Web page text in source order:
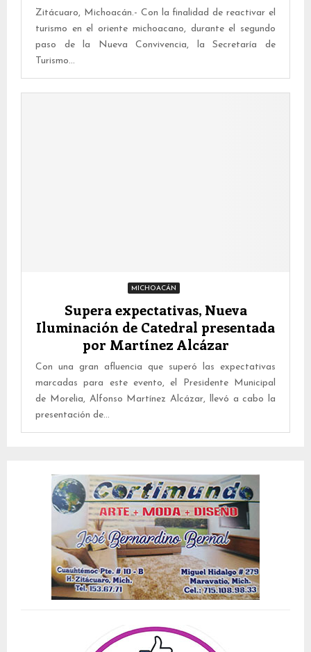
Zitácuaro, Michoacán.- Con la finalidad de reactivar el
turismo en el oriente michoacano, durante el segundo
paso de la Nueva Convivencia, la Secretaría de
Turismo...
MICHOACÁN
Supera expectativas, Nueva
Iluminación de Catedral presentada
por Martínez Alcázar
Con una gran afluencia que superó las expectativas
marcadas para este evento, el Presidente Municipal
de Morelia, Alfonso Martínez Alcázar, llevó a cabo la
presentación de...